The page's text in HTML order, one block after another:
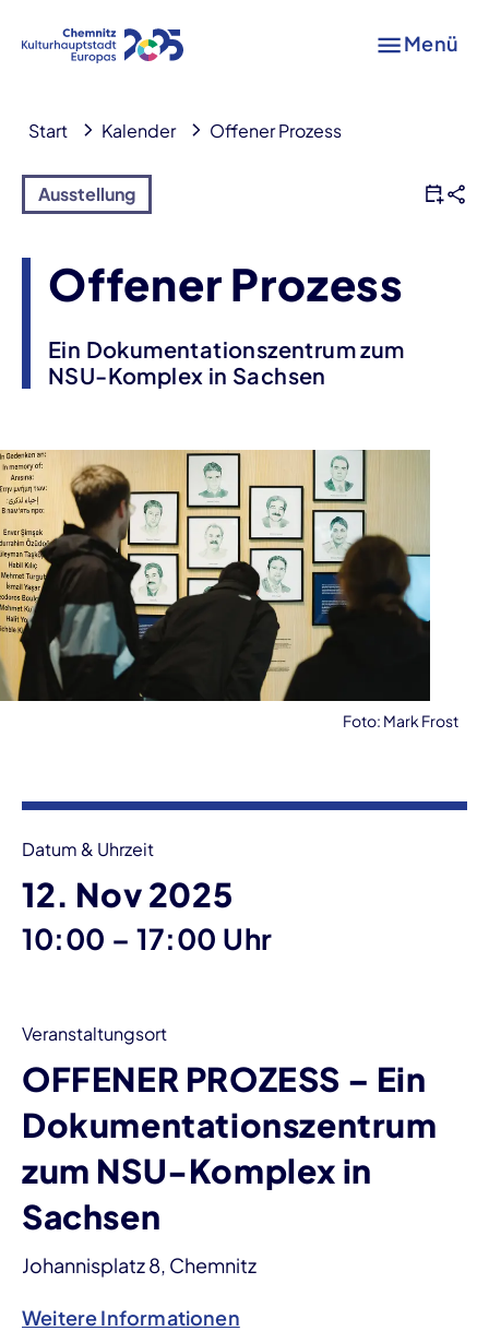
Menü
Start Kalender Offener Prozess
Ausstellung
Offener Prozess
Ein Dokumentationszentrum zum
NSU-Komplex in Sachsen
Foto: Mark Frost
Datum & Uhrzeit
12. Nov 2025
10:00 – bis
17:00 Uhr
Veranstaltungsort
OFFENER PROZESS – Ein
Dokumentationszentrum
zum NSU-Komplex in
Sachsen
Johannisplatz 8, Chemnitz
Weitere Informationen